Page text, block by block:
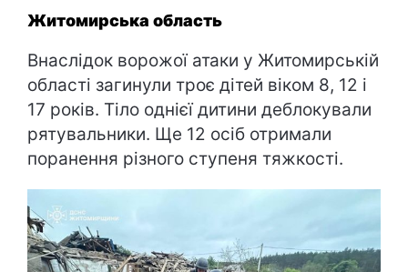
Житомирська область
Внаслідок ворожої атаки у Житомирській
області загинули троє дітей віком 8, 12 і
17 років. Тіло однієї дитини деблокували
рятувальники. Ще 12 осіб отримали
поранення різного ступеня тяжкості.